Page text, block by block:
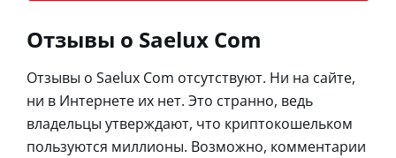
Отзывы о Saelux Com
Отзывы о Saelux Com отсутствуют. Ни на сайте,
ни в Интернете их нет. Это странно, ведь
владельцы утверждают, что криптокошельком
пользуются миллионы. Возможно, комментарии